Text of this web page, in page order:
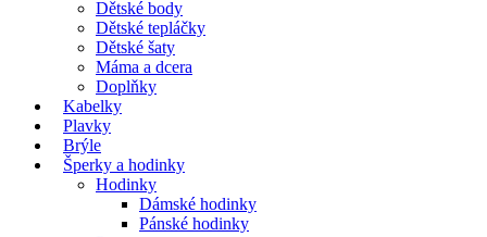
Dětské body
Dětské tepláčky
Dětské šaty
Máma a dcera
Doplňky
Kabelky
Plavky
Brýle
Šperky a hodinky
Hodinky
Dámské hodinky
Pánské hodinky